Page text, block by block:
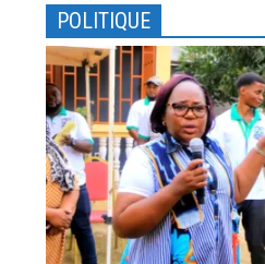
POLITIQUE